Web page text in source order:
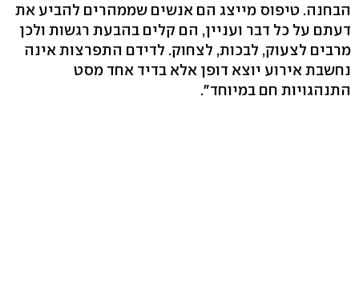
הבחנה. טיפוס מייצג הם אנשים שממהרים להביע את
דעתם על כל דבר ועניין, הם קלים בהבעת רגשות ולכן
מרבים לצעוק, לבכות, לצחוק. לדידם התפרצות אינה
נחשבת אירוע יוצא דופן אלא בדיד אחד מסט
התנהגויות חם במיוחד". ‬